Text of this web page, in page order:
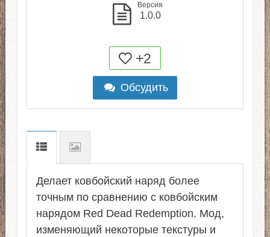
Версия
1.0.0
+2
Обсудить
Делает ковбойский наряд более
точным по сравнению с ковбойским
нарядом Red Dead Redemption. Мод,
изменяющий некоторые текстуры и